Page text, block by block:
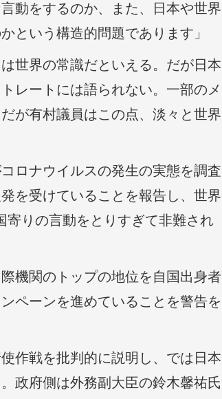
動をするのか、また、日本や世界
という構造的問題であります」
世界の常識だといえる。だが日本
レートには語られない。一部のメ
が有村議員はこの点、淡々と世界
ロナウイルスの発生の実態を調査
を受けていることを報告し、世界
寄りの言動をとりすぎて非難され
機関のトップの地位を自国出身者
ペーンを進めていることを警告を
作戦を批判的に説明し、では日本
政府側は外務副大臣の鈴木馨祐氏